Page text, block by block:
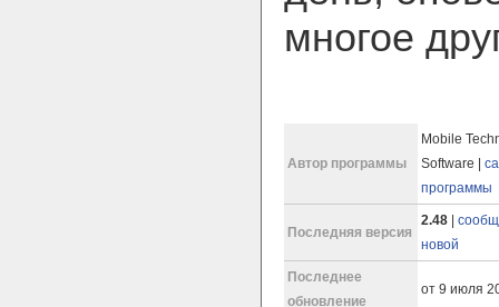
многое
Автор программы
Mobile
Software |
программы
Последняя версия
2.48
новой
Последнее
обновление
от 9 июля